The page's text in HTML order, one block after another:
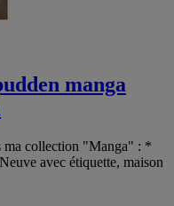
manga
ma collection "Manga" : *
avec étiquette, maison